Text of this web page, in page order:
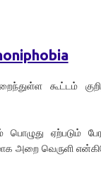
கூட்டம்
ஏற்படும்
அறை வெருளி